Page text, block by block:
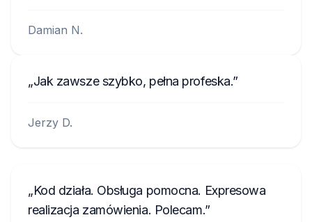
Damian N.
Jak zawsze szybko, pełna profeska.
Jerzy D.
Kod działa. Obsługa pomocna. Expresowa
realizacja zamówienia. Polecam.